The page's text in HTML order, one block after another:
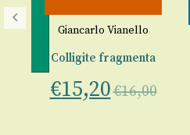
Giancarlo Vianello
Colligite fragmenta
€15,20€16,00